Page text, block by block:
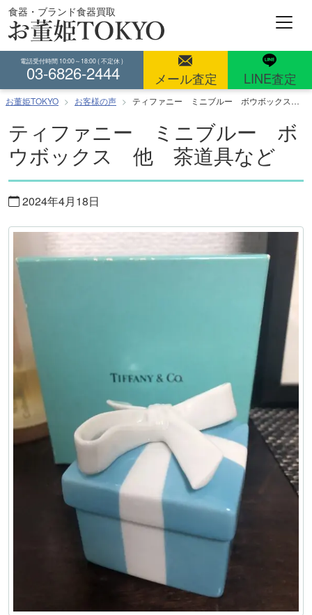
コ
ン
テ
へ
ス
食器・ブランド食器買取
電話受付時間 10:00～18:00 ( 不定休 )
03-6826-2444 メール査定 LINE査定
お董姫TOKYO お客様の声 ティファニー ミニブルー ボウボックス 他 茶道具など
ティファニー ミニブルー ボ
ウボックス 他 茶道具など
2024年4月18日